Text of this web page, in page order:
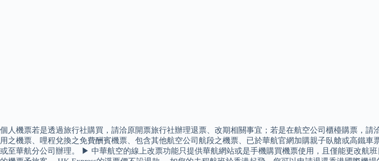
個人機票若是透過旅行社購買，請洽原開票旅行社辦理退票、改期相關事宜；若是在航空公司櫃檯購票，
用之機票、哩程兌換之免費酬賓機票、包含其他航空公司航段之機票、已於華航官網加購親子臥艙或高鐵
或至華航分公司辦理。 ▶ 中華航空的線上改票功能只提供華航網站或是手機購買機票使用，且僅能更改航